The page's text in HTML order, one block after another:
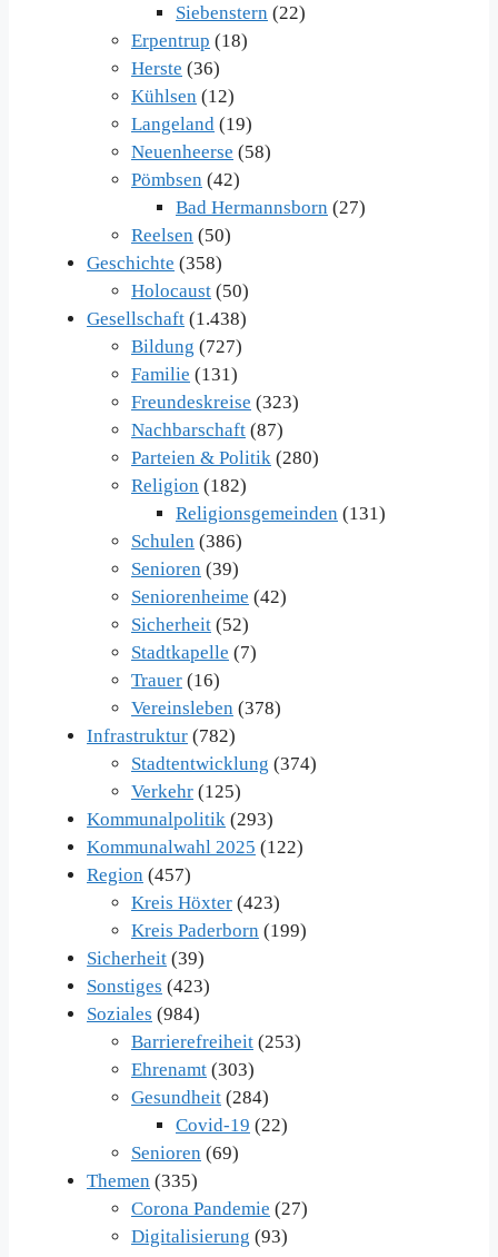
Siebenstern (22)
Erpentrup (18)
Herste (36)
Kühlsen (12)
Langeland (19)
Neuenheerse (58)
Pömbsen (42)
Bad Hermannsborn (27)
Reelsen (50)
Geschichte (358)
Holocaust (50)
Gesellschaft (1.438)
Bildung (727)
Familie (131)
Freundeskreise (323)
Nachbarschaft (87)
Parteien & Politik (280)
Religion (182)
Religionsgemeinden (131)
Schulen (386)
Senioren (39)
Seniorenheime (42)
Sicherheit (52)
Stadtkapelle (7)
Trauer (16)
Vereinsleben (378)
Infrastruktur (782)
Stadtentwicklung (374)
Verkehr (125)
Kommunalpolitik (293)
Kommunalwahl 2025 (122)
Region (457)
Kreis Höxter (423)
Kreis Paderborn (199)
Sicherheit (39)
Sonstiges (423)
Soziales (984)
Barrierefreiheit (253)
Ehrenamt (303)
Gesundheit (284)
Covid-19 (22)
Senioren (69)
Themen (335)
Corona Pandemie (27)
Digitalisierung (93)